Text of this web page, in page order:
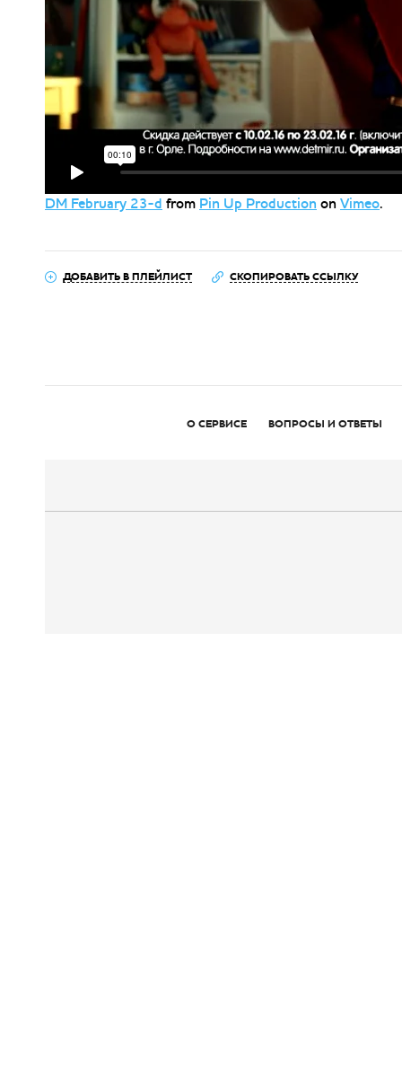
DM February 23-d from Pin Up Production on Vimeo.
ДОБАВИТЬ В ПЛЕЙЛИСТ СКОПИРОВАТЬ ССЫЛКУ
О СЕРВИСЕ ВОПРОСЫ И ОТВЕТЫ